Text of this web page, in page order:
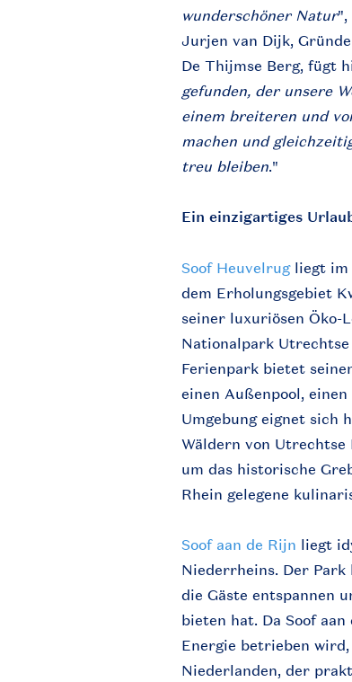
wunderschöner Natur",
Jurjen van Dijk,
De Thijmse Berg, fügt
gefunden, der unsere
einem breiteren und
machen und
treu bleiben."
Ein einzigartiges
Soof Heuvelrugliegt im
dem Erholungsgebiet
seiner luxuriösen Öko-
Nationalpark
Ferienpark bietet
einen Außenpool,
Umgebung eignet sich
Wäldern von Utrechtse
um das historische
Rhein gelegene
Soof aan de Rijn liegt
Niederrheins. Der
die Gäste entspannen
bieten hat. Da Soof
Energie betrieben
Niederlanden, der